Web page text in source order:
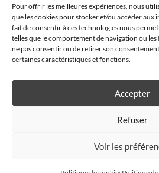
Pour offrir les meilleures expériences, nous
que les cookies pour stocker et/ou accéder aux
fait de consentir à ces technologies nous
telles que le comportement de navigation ou les
ne pas consentir ou de retirer son
certaines caractéristiques et fonctions.
Accepter
Refuser
Voir les
Suivez nous
Newsletter
Ne manquez pas nos offres exclusives et nos